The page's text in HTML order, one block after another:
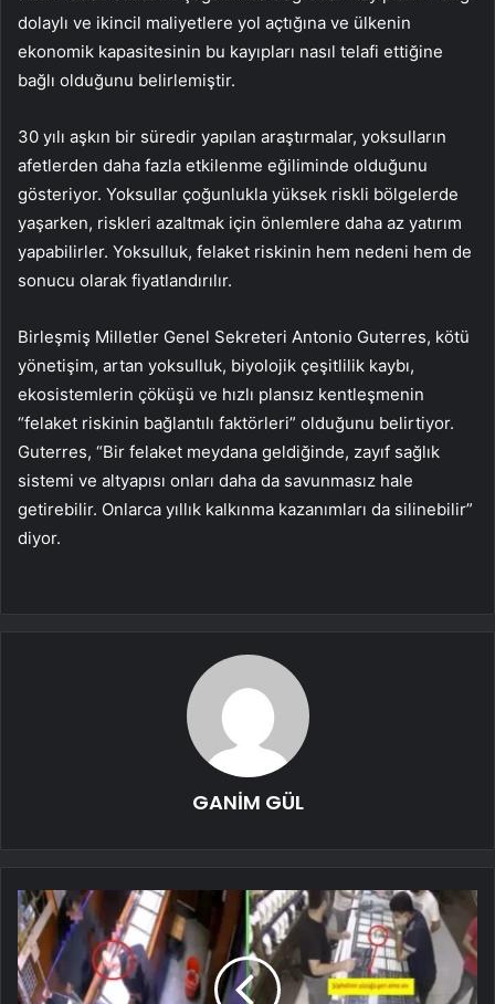
dolaylı ve ikincil maliyetlere yol açtığına ve ülkenin
ekonomik kapasitesinin bu kayıpları nasıl telafi ettiğine
bağlı olduğunu belirlemiştir.
30 yılı aşkın bir süredir yapılan araştırmalar, yoksulların
afetlerden daha fazla etkilenme eğiliminde olduğunu
gösteriyor. Yoksullar çoğunlukla yüksek riskli bölgelerde
yaşarken, riskleri azaltmak için önlemlere daha az yatırım
yapabilirler. Yoksulluk, felaket riskinin hem nedeni hem de
sonucu olarak fiyatlandırılır.
Birleşmiş Milletler Genel Sekreteri Antonio Guterres, kötü
yönetişim, artan yoksulluk, biyolojik çeşitlilik kaybı,
ekosistemlerin çöküşü ve hızlı plansız kentleşmenin
“felaket riskinin bağlantılı faktörleri” olduğunu belirtiyor.
Guterres, “Bir felaket meydana geldiğinde, zayıf sağlık
sistemi ve altyapısı onları daha da savunmasız hale
getirebilir. Onlarca yıllık kalkınma kazanımları da silinebilir”
diyor.
GANİM GÜL